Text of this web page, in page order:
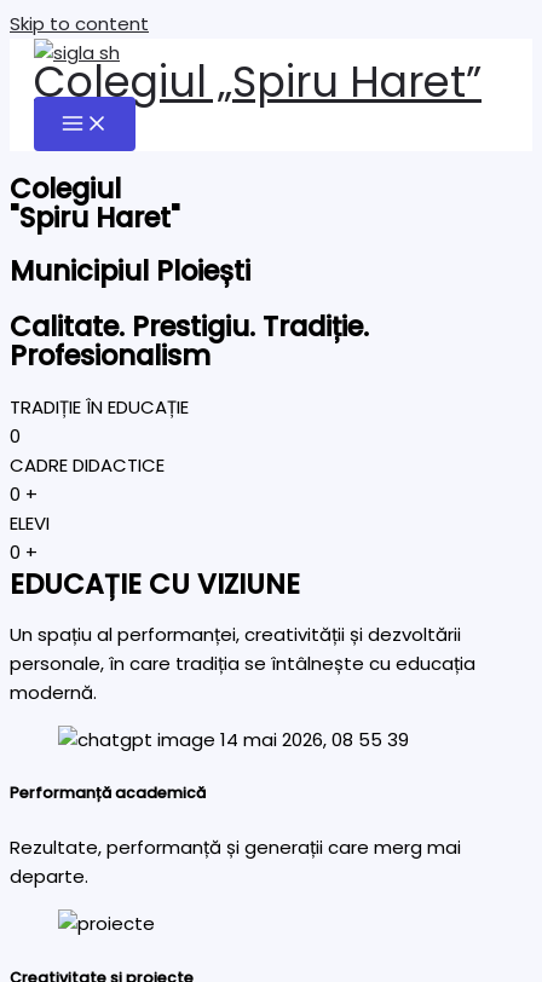
Skip to content
Colegiul „Spiru Haret”
Colegiul
"Spiru Haret"
Municipiul Ploiești
Calitate. Prestigiu. Tradiție.
Profesionalism
TRADIȚIE ÎN EDUCAȚIE
0
CADRE DIDACTICE
0 +
ELEVI
0 +
EDUCAȚIE CU VIZIUNE
Un spațiu al performanței, creativității și dezvoltării
personale, în care tradiția se întâlnește cu educația
modernă.
Performanță academică
Rezultate, performanță și generații care merg mai
departe.
Creativitate și proiecte